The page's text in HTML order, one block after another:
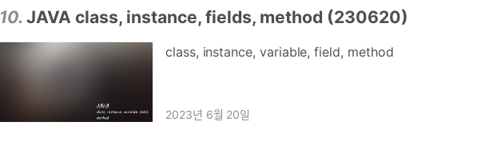
10. JAVA class, instance, fields, method (230620)
class, instance, variable, field, method
2023년 6월 20일